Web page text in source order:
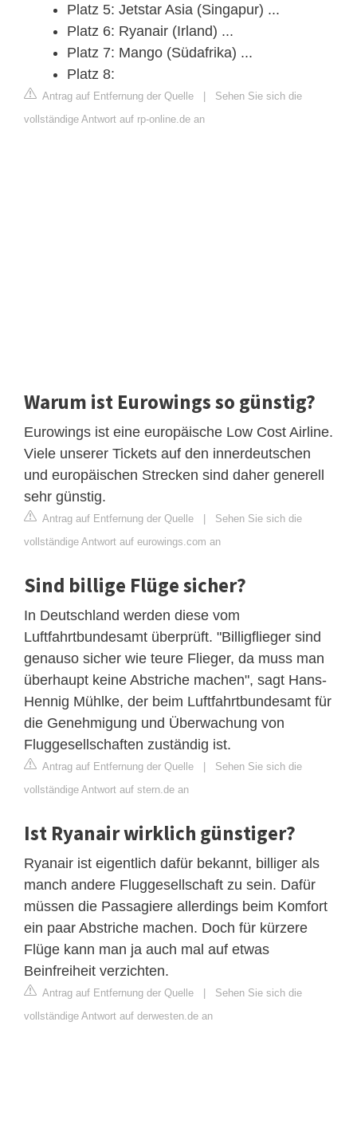
Platz 5: Jetstar Asia (Singapur) ...
Platz 6: Ryanair (Irland) ...
Platz 7: Mango (Südafrika) ...
Platz 8:
Antrag auf Entfernung der Quelle | Sehen Sie sich die
vollständige Antwort auf rp-online.de an
Warum ist Eurowings so günstig?
Eurowings ist eine europäische Low Cost Airline.
Viele unserer Tickets auf den innerdeutschen
und europäischen Strecken sind daher generell
sehr günstig.
Antrag auf Entfernung der Quelle | Sehen Sie sich die
vollständige Antwort auf eurowings.com an
Sind billige Flüge sicher?
In Deutschland werden diese vom
Luftfahrtbundesamt überprüft. "Billigflieger sind
genauso sicher wie teure Flieger, da muss man
überhaupt keine Abstriche machen", sagt Hans-
Hennig Mühlke, der beim Luftfahrtbundesamt für
die Genehmigung und Überwachung von
Fluggesellschaften zuständig ist.
Antrag auf Entfernung der Quelle | Sehen Sie sich die
vollständige Antwort auf stern.de an
Ist Ryanair wirklich günstiger?
Ryanair ist eigentlich dafür bekannt, billiger als
manch andere Fluggesellschaft zu sein. Dafür
müssen die Passagiere allerdings beim Komfort
ein paar Abstriche machen. Doch für kürzere
Flüge kann man ja auch mal auf etwas
Beinfreiheit verzichten.
Antrag auf Entfernung der Quelle | Sehen Sie sich die
vollständige Antwort auf derwesten.de an